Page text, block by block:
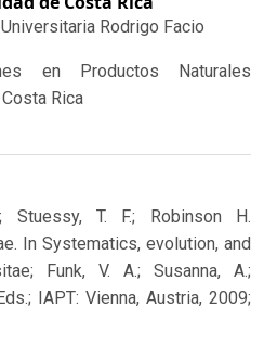
Rodrigo Facio
en Productos Naturales
Rica
Stuessy, T. F.; Robinson H.
In Systematics, evolution, and
Funk, V. A.; Susanna, A.;
IAPT: Vienna, Austria, 2009;